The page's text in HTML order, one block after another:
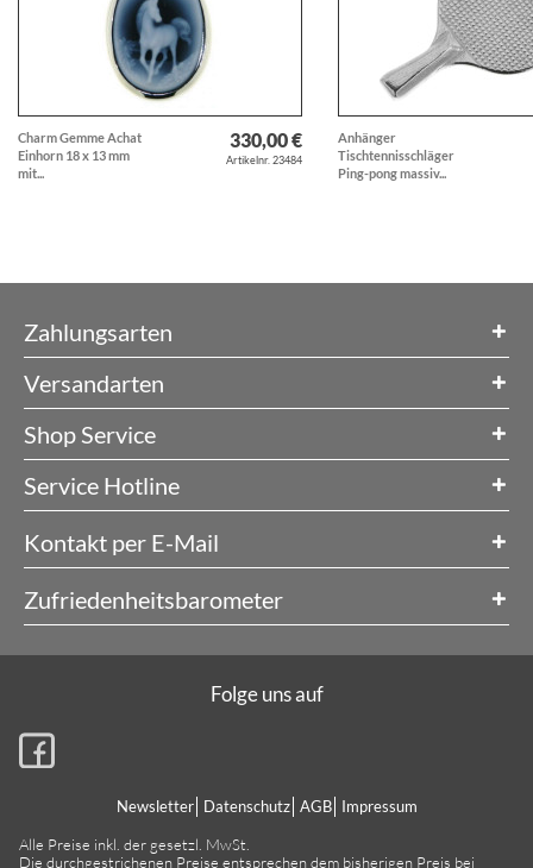
Charm Gemme Achat
Einhorn 18 x 13 mm
mit...
330,00 €
Artikelnr. 23484
Anhänger
Tischtennisschläger
Ping-pong massiv...
Zahlungsarten
Versandarten
Shop Service
Service Hotline
Kontakt per E-Mail
Zufriedenheitsbarometer
Newsletter Datenschutz AGB Impressum
Alle Preise inkl. der gesetzl. MwSt.
Die durchgestrichenen Preise entsprechen dem bisherigen Preis bei
Folge uns auf